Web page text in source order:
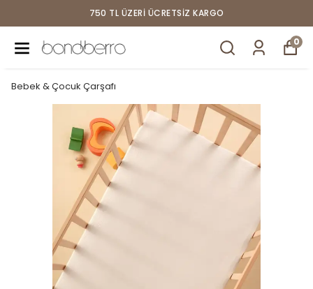
750 TL ÜZERI ÜCRETSIZ KARGO
0
Bebek & Çocuk Çarşafı